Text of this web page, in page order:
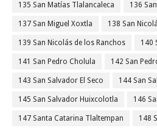
135 San Matías Tlalancaleca 136
137 San Miguel Xoxtla 138 San
139 San Nicolás de los Ranchos 140
141 San Pedro Cholula 142 San
143 San Salvador El Seco 144 San
145 San Salvador Huixcolotla 146
147 Santa Catarina Tlaltempan 148